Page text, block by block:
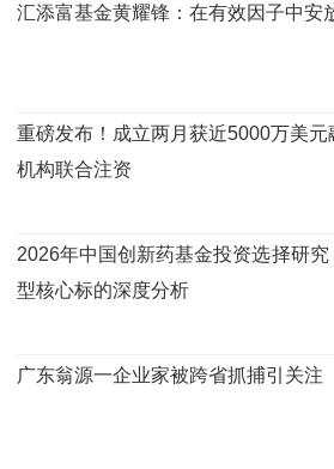
汇添富基金黄耀锋：在有效因子中安
重磅发布！成立两月获近5000万美
机构联合注资
2026年中国创新药基金投资选择研
型核心标的深度分析
广东翁源一企业家被跨省抓捕引关注